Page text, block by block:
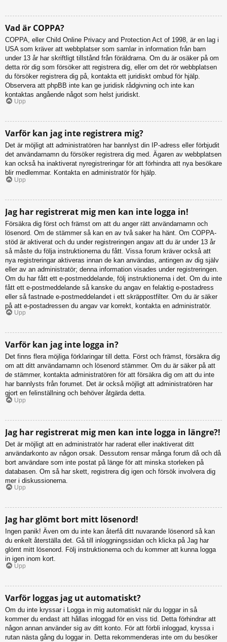
Vad är COPPA?
COPPA, eller Child Online Privacy and Protection Act of 1998, är en lag i
USA som kräver att webbplatser som samlar in information från barn
under 13 år har skriftligt tillstånd från föräldrarna. Om du är osäker på om
detta rör dig som försöker att registrera dig, eller om det rör webbplatsen
du försöker registrera dig på, kontakta ett juridiskt ombud för hjälp.
Observera att phpBB inte kan ge juridisk rådgivning och inte kan
kontaktas angående något som helst juridiskt.
Upp
Varför kan jag inte registrera mig?
Det är möjligt att administratören har bannlyst din IP-adress eller förbjudit
det användarnamn du försöker registrera dig med. Ägaren av webbplatsen
kan också ha inaktiverat nyregistreringar för att förhindra att nya besökare
blir medlemmar. Kontakta en administratör för hjälp.
Upp
Jag har registrerat mig men kan inte logga in!
Försäkra dig först och främst om att du anger rätt användarnamn och
lösenord. Om de stämmer så kan en av två saker ha hänt. Om COPPA-
stöd är aktiverat och du under registreringen angav att du är under 13 år
så måste du följa instruktionerna du fått. Vissa forum kräver också att
nya registreringar aktiveras innan de kan användas, antingen av dig själv
eller av an administratör; denna information visades under registreringen.
Om du har fått ett e-postmeddelande, följ instruktionerna i det. Om du inte
fått ett e-postmeddelande så kanske du angav en felaktig e-postadress
eller så fastnade e-postmeddelandet i ett skräppostfilter. Om du är säker
på att e-postadressen du angav var korrekt, kontakta en administratör.
Upp
Varför kan jag inte logga in?
Det finns flera möjliga förklaringar till detta. Först och främst, försäkra dig
om att ditt användarnamn och lösenord stämmer. Om du är säker på att
de stämmer, kontakta administratören för att försäkra dig om att du inte
har bannlysts från forumet. Det är också möjligt att administratören har
gjort en felinställning och behöver åtgärda detta.
Upp
Jag har registrerat mig men kan inte logga in längre?!
Det är möjligt att en administratör har raderat eller inaktiverat ditt
användarkonto av någon orsak. Dessutom rensar många forum då och då
bort användare som inte postat på länge för att minska storleken på
databasen. Om så har skett, registrera dig igen och försök involvera dig
mer i diskussionerna.
Upp
Jag har glömt bort mitt lösenord!
Ingen panik! Även om du inte kan återfå ditt nuvarande lösenord så kan
du enkelt återställa det. Gå till inloggningssidan och klicka på Jag har
glömt mitt lösenord. Följ instruktionerna och du kommer att kunna logga
in igen inom kort.
Upp
Varför loggas jag ut automatiskt?
Om du inte kryssar i Logga in mig automatiskt när du loggar in så
kommer du endast att hållas inloggad för en viss tid. Detta förhindrar att
någon annan använder sig av ditt konto. För att förbli inloggad, kryssa i
rutan nästa gång du loggar in. Detta rekommenderas inte om du besöker